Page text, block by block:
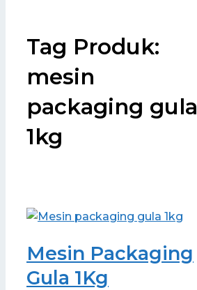
Tag Produk:
mesin
packaging gula
1kg
Mesin Packaging
Gula 1Kg